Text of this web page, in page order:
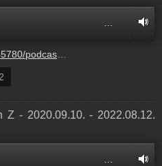
7-12%2Fa2072678-4bad-c5e9-26da-c24271222966.mp3
Z - 2020.09.10. - 2022.08.12.
…